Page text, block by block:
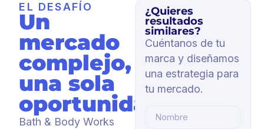
EL DESAFÍO
Un
mercado
complejo,
una sola
oportunidad.
Bath & Body Works
¿Quieres
resultados
similares?
Cuéntanos de tu
marca y diseñamos
una estrategia para
tu mercado.